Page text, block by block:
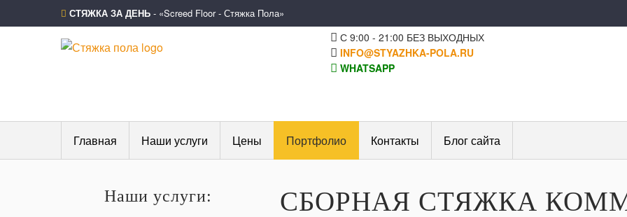
СТЯЖКА ЗА ДЕНЬ - «Screed Floor - Стяжка Пола»
С 9:00 - 21:00 БЕЗ ВЫХОДНЫХ
INFO@STYAZHKA-POLA.RU
WHATSAPP
Главная Наши услуги Цены Портфолио Контакты Блог сайта
СБОРНАЯ СТЯЖКА
Наши услуги: